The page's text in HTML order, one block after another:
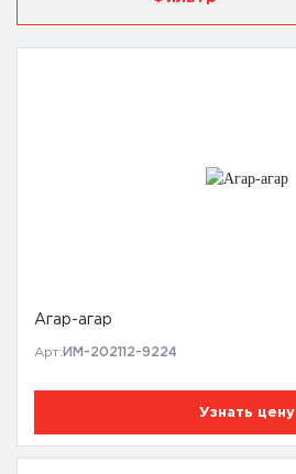
Агар-агар
Арт: ИМ-202112-9224
Узнать цену